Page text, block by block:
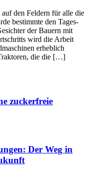
den Feldern für alle die
bestimmte den Tages-
der Bauern mit
wird die Arbeit
erheblich
die die […]
zuckerfreie
Der Weg in